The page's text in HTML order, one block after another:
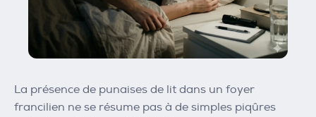
La présence de punaises de lit dans un foyer
francilien ne se résume pas à de simples piqûres